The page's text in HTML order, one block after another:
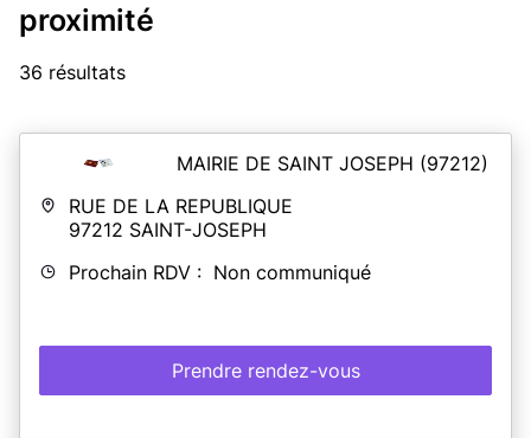
proximité
36 résultats
MAIRIE DE SAINT JOSEPH (97212)
RUE DE LA REPUBLIQUE
97212 SAINT-JOSEPH
Prochain RDV : Non communiqué
Prendre rendez-vous